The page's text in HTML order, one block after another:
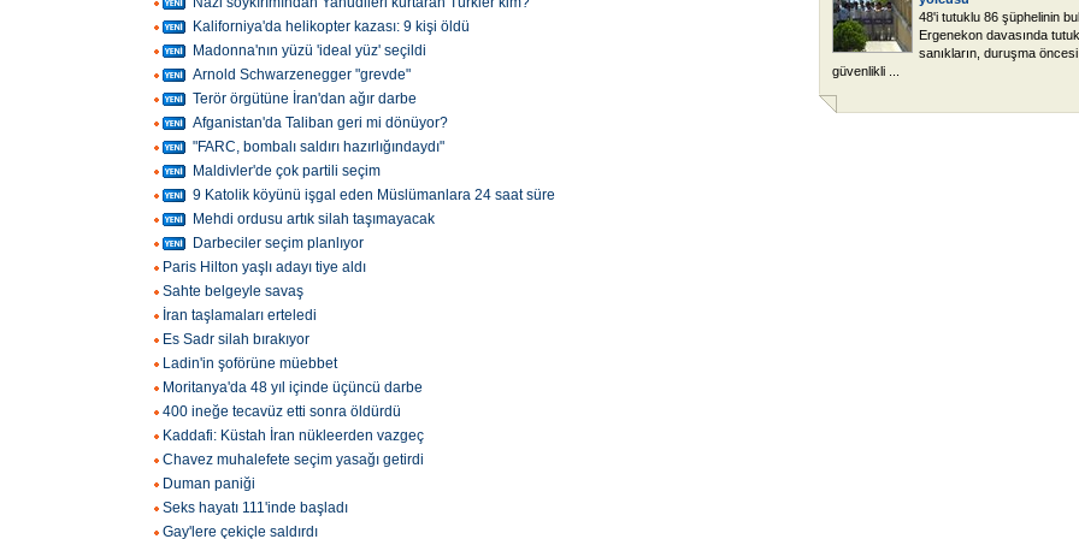
Kaliforniya'da helikopter kazası: 9 kişi öldü
Madonna'nın yüzü 'ideal yüz' seçildi
Arnold Schwarzenegger "grevde"
Terör örgütüne İran'dan ağır darbe
Afganistan'da Taliban geri mi dönüyor?
"FARC, bombalı saldırı hazırlığındaydı"
Maldivler'de çok partili seçim
9 Katolik köyünü işgal eden Müslümanlara 24 saat süre
Mehdi ordusu artık silah taşımayacak
Darbeciler seçim planlıyor
Paris Hilton yaşlı adayı tiye aldı
Sahte belgeyle savaş
İran taşlamaları erteledi
Es Sadr silah bırakıyor
Ladin'in şoförüne müebbet
Moritanya'da 48 yıl içinde üçüncü darbe
400 ineğe tecavüz etti sonra öldürdü
Kaddafi: Küstah İran nükleerden vazgeç
Chavez muhalefete seçim yasağı getirdi
Duman paniği
Seks hayatı 111'inde başladı
Gay'lere çekiçle saldırdı
48'i tutuklu 86 şüphelinin
Ergenekon davasında
sanıkların, duruşma
güvenlikli ...